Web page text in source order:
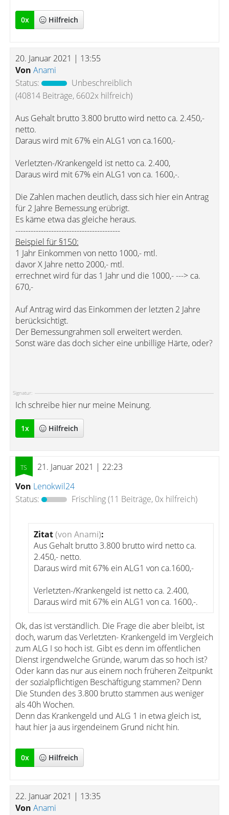
0x Hilfreich
20. Januar 2021 | 13:55
Von Anami
Status:
Unbeschreiblich
(40814 Beiträge, 6602x hilfreich)
Aus Gehalt brutto 3.800 brutto wird netto ca. 2.450,-
netto.
Daraus wird mit 67% ein ALG1 von ca.1600,-
Verletzten-/Krankengeld ist netto ca. 2.400,
Daraus wird mit 67% ein ALG1 von ca. 1600,-.
Die Zahlen machen deutlich, dass sich hier ein Antrag
für 2 Jahre Bemessung erübrigt.
Es käme etwa das gleiche heraus.
-----------------------------------------
Beispiel für §150:
1 Jahr Einkommen von netto 1000,- mtl.
davor X Jahre netto 2000,- mtl.
errechnet wird für das 1 Jahr und die 1000,- ---> ca.
670,-
Auf Antrag wird das Einkommen der letzten 2 Jahre
berücksichtigt.
Der Bemessungrahmen soll erweitert werden.
Sonst wäre das doch sicher eine unbillige Härte, oder?
Signatur:
Ich schreibe hier nur meine Meinung.
1x Hilfreich
21. Januar 2021 | 22:23
Von Lenokwil24
Status:
Frischling(11 Beiträge, 0x hilfreich)
Zitat(von Anami):
Aus Gehalt brutto 3.800 brutto wird netto ca.
2.450,- netto.
Daraus wird mit 67% ein ALG1 von ca.1600,-
Verletzten-/Krankengeld ist netto ca. 2.400,
Daraus wird mit 67% ein ALG1 von ca. 1600,-.
Ok, das ist verständlich. Die Frage die aber bleibt, ist
doch, warum das Verletzten- Krankengeld im Vergleich
zum ALG I so hoch ist. Gibt es denn im öffentlichen
Dienst irgendwelche Gründe, warum das so hoch ist?
Oder kann das nur aus einem noch früheren Zeitpunkt
der sozialpflichtigen Beschäftigung stammen? Denn
Die Stunden des 3.800 brutto stammen aus weniger
als 40h Wochen.
Denn das Krankengeld und ALG 1 in etwa gleich ist,
haut hier ja aus irgendeinem Grund nicht hin.
0x Hilfreich
22. Januar 2021 | 13:35
Von Anami